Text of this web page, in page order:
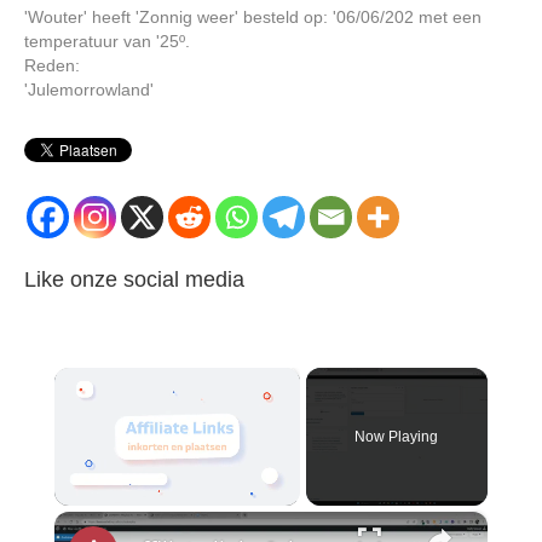
'Wouter' heeft 'Zonnig weer' besteld op: '06/06/202 met een
temperatuur van '25º.
Reden:
'Julemorrowland'
Like onze social media
Unmute
Now Playing
×